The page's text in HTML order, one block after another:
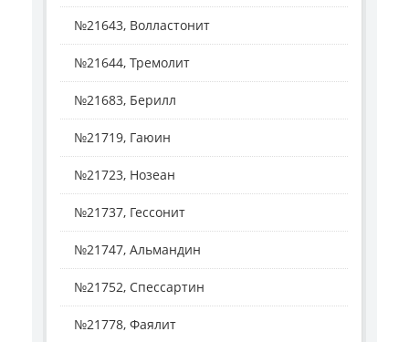
№21643, Волластонит
№21644, Тремолит
№21683, Берилл
№21719, Гаюин
№21723, Нозеан
№21737, Гессонит
№21747, Альмандин
№21752, Спессартин
№21778, Фаялит